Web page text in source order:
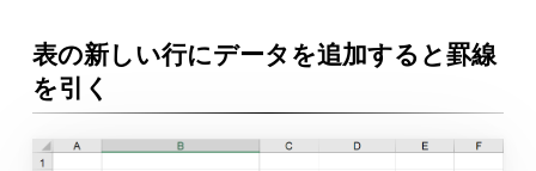
表の新しい行にデータを追加すると罫線
を引く